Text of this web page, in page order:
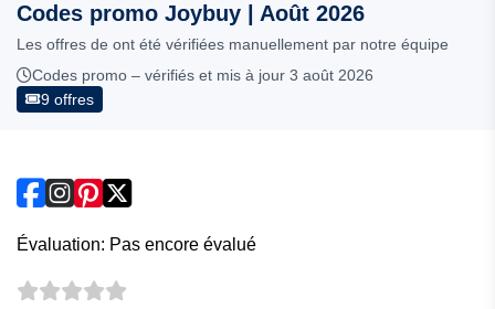
Codes promo Joybuy | Août 2026
Les offres de ont été vérifiées manuellement par notre équipe
Codes promo – vérifiés et mis à jour 3 août 2026
9 offres
Évaluation: Pas encore évalué